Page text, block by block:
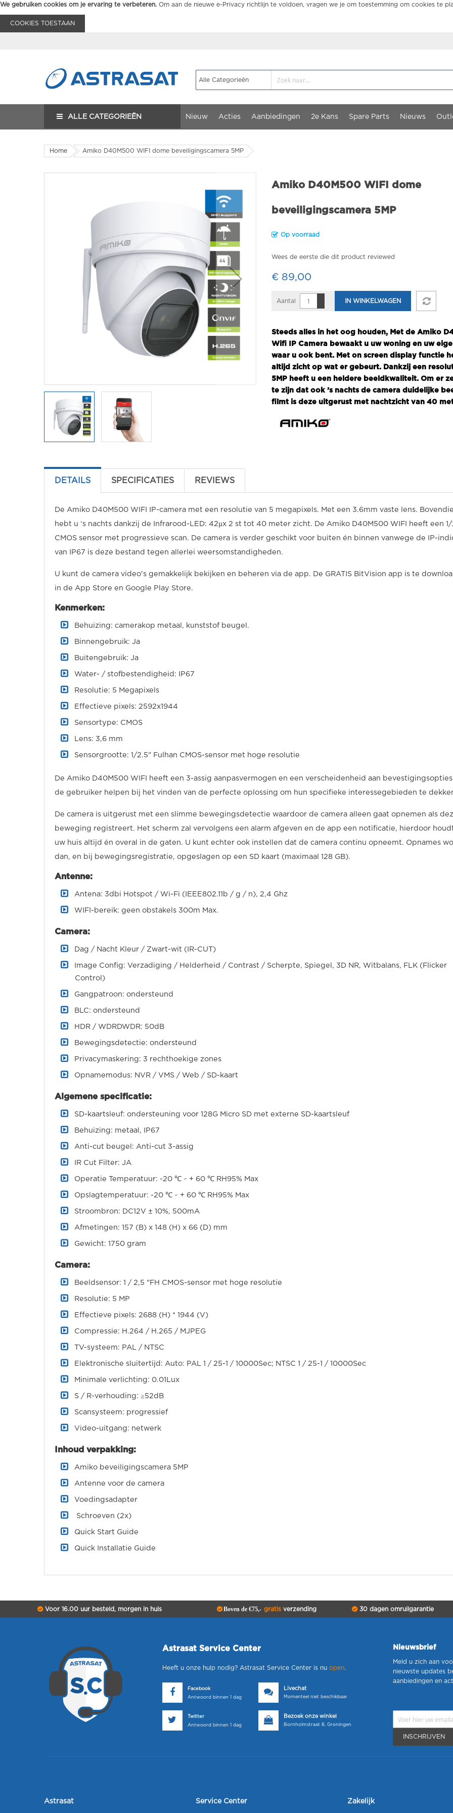
We gebruiken cookies om je ervaring te verbeteren. Om aan de nieuwe e-Privacy richtlijn te voldoen, vragen we je om toestemming om cookies te
COOKIES TOESTAAN
ALLE CATEGORIEËN Nieuw Acties Aanbiedingen 2e Kans Spare Parts Nieuws
Home Amiko D40M500 WIFI dome beveiligingscamera 5MP
Amiko D40M500 WIFI dome
beveiligingscamera 5MP
Op voorraad
Wees de eerste die dit product reviewed
€ 89,00
Aantal IN WINKELWAGEN
Steeds alles in het oog houden, Met de Amiko
Wifi IP Camera bewaakt u uw woning en uw
waar u ook bent. Met on screen display functie
altijd zicht op wat er gebeurt. Dankzij een
5MP heeft u een heldere beeldkwaliteit. Om er
te zijn dat ook ’s nachts de camera duidelijke
filmt is deze uitgerust met nachtzicht van 40
DETAILS SPECIFICATIES REVIEWS
De Amiko D40M500 WIFI IP-camera met een resolutie van 5 megapixels. Met een 3.6mm vaste lens.
hebt u ‘s nachts dankzij de Infrarood-LED: 42µx 2 st tot 40 meter zicht. De Amiko D40M500 WIFI heeft een
CMOS sensor met progressieve scan. De camera is verder geschikt voor buiten én binnen vanwege de IP-
van IP67 is deze bestand tegen allerlei weersomstandigheden.
U kunt de camera video's gemakkelijk bekijken en beheren via de app. De GRATIS BitVision app is te
in de App Store en Google Play Store.
Kenmerken:
Behuizing: camerakop metaal, kunststof beugel.
Binnengebruik: Ja
Buitengebruik: Ja
Water- / stofbestendigheid: IP67
Resolutie: 5 Megapixels
Effectieve pixels: 2592x1944
Sensortype: CMOS
Lens: 3,6 mm
Sensorgrootte: 1/2.5" Fulhan CMOS-sensor met hoge resolutie
De Amiko D40M500 WIFI heeft een 3-assig aanpasvermogen en een verscheidenheid aan
de gebruiker helpen bij het vinden van de perfecte oplossing om hun specifieke interessegebieden te
De camera is uitgerust met een slimme bewegingsdetectie waardoor de camera alleen gaat opnemen als
beweging registreert. Het scherm zal vervolgens een alarm afgeven en de app een notificatie, hierdoor
uw huis altijd én overal in de gaten. U kunt echter ook instellen dat de camera continu opneemt. Opnames
dan, en bij bewegingsregistratie, opgeslagen op een SD kaart (maximaal 128 GB).
Antenne:
Antena: 3dbi Hotspot / Wi-Fi (IEEE802.11b / g / n), 2,4 Ghz
WIFI-bereik: geen obstakels 300m Max.
Camera:
Dag / Nacht Kleur / Zwart-wit (IR-CUT)
Image Config: Verzadiging / Helderheid / Contrast / Scherpte, Spiegel, 3D NR, Witbalans, FLK (Flicker
Control)
Gangpatroon: ondersteund
BLC: ondersteund
HDR / WDRDWDR: 50dB
Bewegingsdetectie: ondersteund
Privacymaskering: 3 rechthoekige zones
Opnamemodus: NVR / VMS / Web / SD-kaart
Algemene specificatie:
SD-kaartsleuf: ondersteuning voor 128G Micro SD met externe SD-kaartsleuf
Behuizing: metaal, IP67
Anti-cut beugel: Anti-cut 3-assig
IR Cut Filter: JA
Operatie Temperatuur: -20 ℃ ~ + 60 ℃ RH95% Max
Opslagtemperatuur: -20 ℃ ~ + 60 ℃ RH95% Max
Stroombron: DC12V ± 10%, 500mA
Afmetingen: 157 (B) x 148 (H) x 66 (D) mm
Gewicht: 1750 gram
Camera:
Beeldsensor: 1 / 2,5 "FH CMOS-sensor met hoge resolutie
Resolutie: 5 MP
Effectieve pixels: 2688 (H) * 1944 (V)
Compressie: H.264 / H.265 / MJPEG
TV-systeem: PAL / NTSC
Elektronische sluitertijd: Auto: PAL 1 / 25-1 / 10000Sec; NTSC 1 / 25-1 / 10000Sec
Minimale verlichting: 0.01Lux
S / R-verhouding: ≥52dB
Scansysteem: progressief
Video-uitgang: netwerk
Inhoud verpakking:
Amiko beveiligingscamera 5MP
Antenne voor de camera
Voedingsadapter
Schroeven (2x)
Quick Start Guide
Quick Installatie Guide
Voor 16.00 uur besteld, morgen in huis Boven de €75,- gratisverzending 30 dagen omruilgarantie
Astrasat Service Center
Heeft u onze hulp nodig? Astrasat Service Center is nu open.
Facebook
Antwoord binnen 1 dag
Livechat
Momenteel niet beschikbaar
Twitter
Antwoord binnen 1 dag
Bezoek onze winkel
Bornholmstraat 8, Groningen
Nieuwsbrief
Meld u zich aan
nieuwste updates
aanbiedingen en
INSCHRIJVEN
Astrasat Service Center Zakelijk